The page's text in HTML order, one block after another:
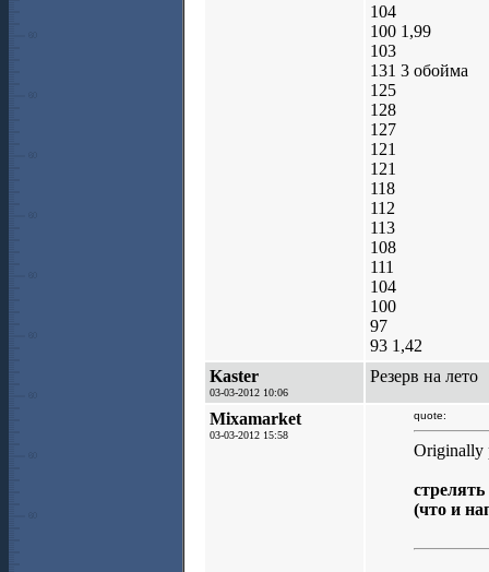
104
100 1,99
103
131 3 обойма
125
128
127
121
121
118
112
113
108
111
104
100
97
93 1,42
Kaster
03-03-2012 10:06
Резерв на лето
Mixamarket
03-03-2012 15:58
quote:
Originally
(что и